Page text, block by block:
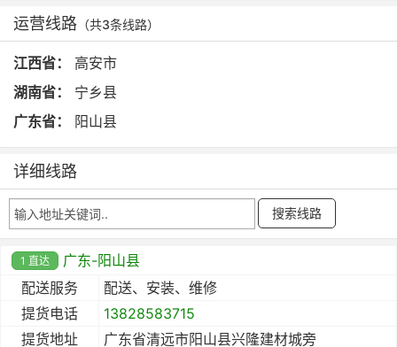
运营线路 （共3条线路）
江西省：
高安市
湖南省：
宁乡县
广东省：
阳山县
详细线路
1 直达
广东-阳山县
配送服务
配送、安装、维修
提货电话
13828583715
提货地址
广东省清远市阳山县兴隆建材城旁